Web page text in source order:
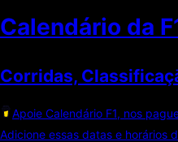
Calendário da
Corridas,
Apoie Calendário F1, nos
Adicione essas datas e horários